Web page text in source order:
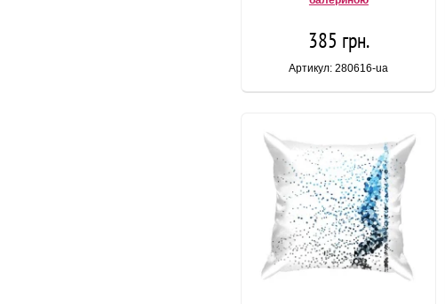
385 грн.
Артикул: 280616-ua